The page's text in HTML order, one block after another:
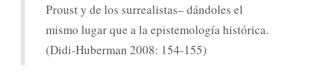
Proust y de los surrealistas– dándoles el
mismo lugar que a la epistemología histórica.
(Didi-Huberman 2008: 154-155)